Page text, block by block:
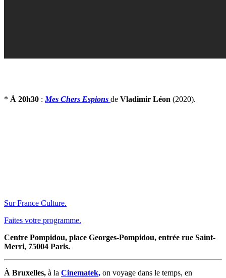
* À 20h30 :Mes Chers Espions de Vladimir Léon (2020).
Sur France Culture.
Faites votre programme.
Centre Pompidou, place Georges-Pompidou, entrée rue Saint-
Merri, 75004 Paris.
À Bruxelles, à la Cinematek, on voyage dans le temps, en